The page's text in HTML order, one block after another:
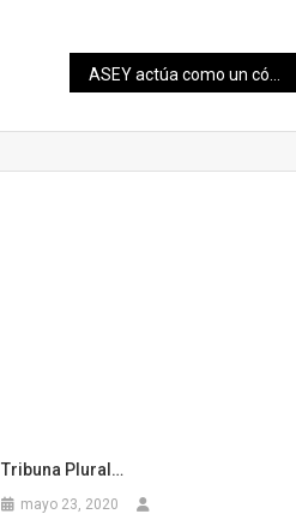
Tribuna Plural…
mayo 23, 2020